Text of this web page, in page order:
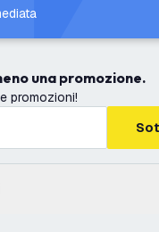
una promozione.
promozioni!